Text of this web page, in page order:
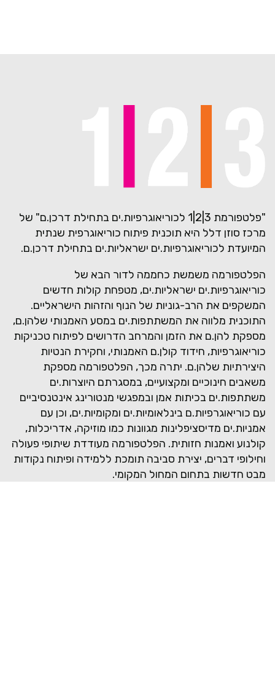
"פלטפורמת 3|2|1 לכוריאוגרפיות.ים בתחילת דרכן.ם" של
מרכז סוזן דלל היא תוכנית פיתוח כוריאוגרפית שנתית
המיועדת לכוריאוגרפיות.ים ישראליות.ים בתחילת דרכן.ם.
הפלטפורמה משמשת כחממה לדור הבא של
כוריאוגרפיות.ים ישראליות.ים, מטפחת קולות חדשים
המשקפים את הרב-גוניות של הנוף והזהות הישראליים.
התוכנית מלווה את המשתתפות.ים במסע האמנותי שלהן.ם,
מספקת להן.ם את הזמן והמרחב הדרושים לפיתוח טכניקות
כוריאוגרפיות, חידוד קולן.ם האמנותי, וחקירת הנטיות
היצירתיות שלהן.ם. יתרה מכך, הפלטפורמה מספקת
משאבים חינוכיים ומקצועיים, במסגרתם היוצרות.ים
משתתפות.ים בכיתות אמן ובמפגשי מנטורינג אינטנסיביים
עם כוריאוגרפיות.ם בינלאומיות.ים ומקומיות.ים, וכן עם
אמניות.ים מדיסציפלינות מגוונות כמו מוזיקה, אדריכלות,
קולנוע ואמנות חזותית. הפלטפורמה מעודדת שיתופי פעולה
וחילופי דברים, יצירת סביבה תומכת ללמידה ופיתוח נקודות
מבט חדשות בתחום המחול המקומי.